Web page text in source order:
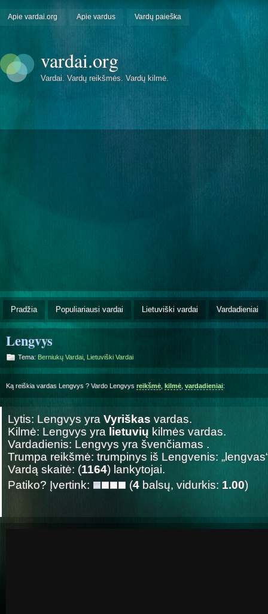
Apie vardai.org Apie vardus Vardų paieška
vardai.org
Vardai. Vardų reikšmės. Vardų kilmė.
Pradžia Populiariausi vardai Lietuviški vardai Vardadieniai
Lengvys
Tema: Berniukų Vardai Lietuviški Vardai
Ką reiškia vardas Lengvys ? Vardo Lengvys reikšmė kilmė vardadieniai:
Lytis: Lengvys yra Vyriškas vardas.
Kilmė: Lengvys yra lietuvių kilmės vardas.
Vardadienis: Lengvys yra švenčiamas .
Trumpa reikšmė: trumpinys iš Lengvenis:
Vardą skaitė: (1164) lankytojai.
Patiko? Įvertink:
(4 balsų, vidurkis: 1.00)